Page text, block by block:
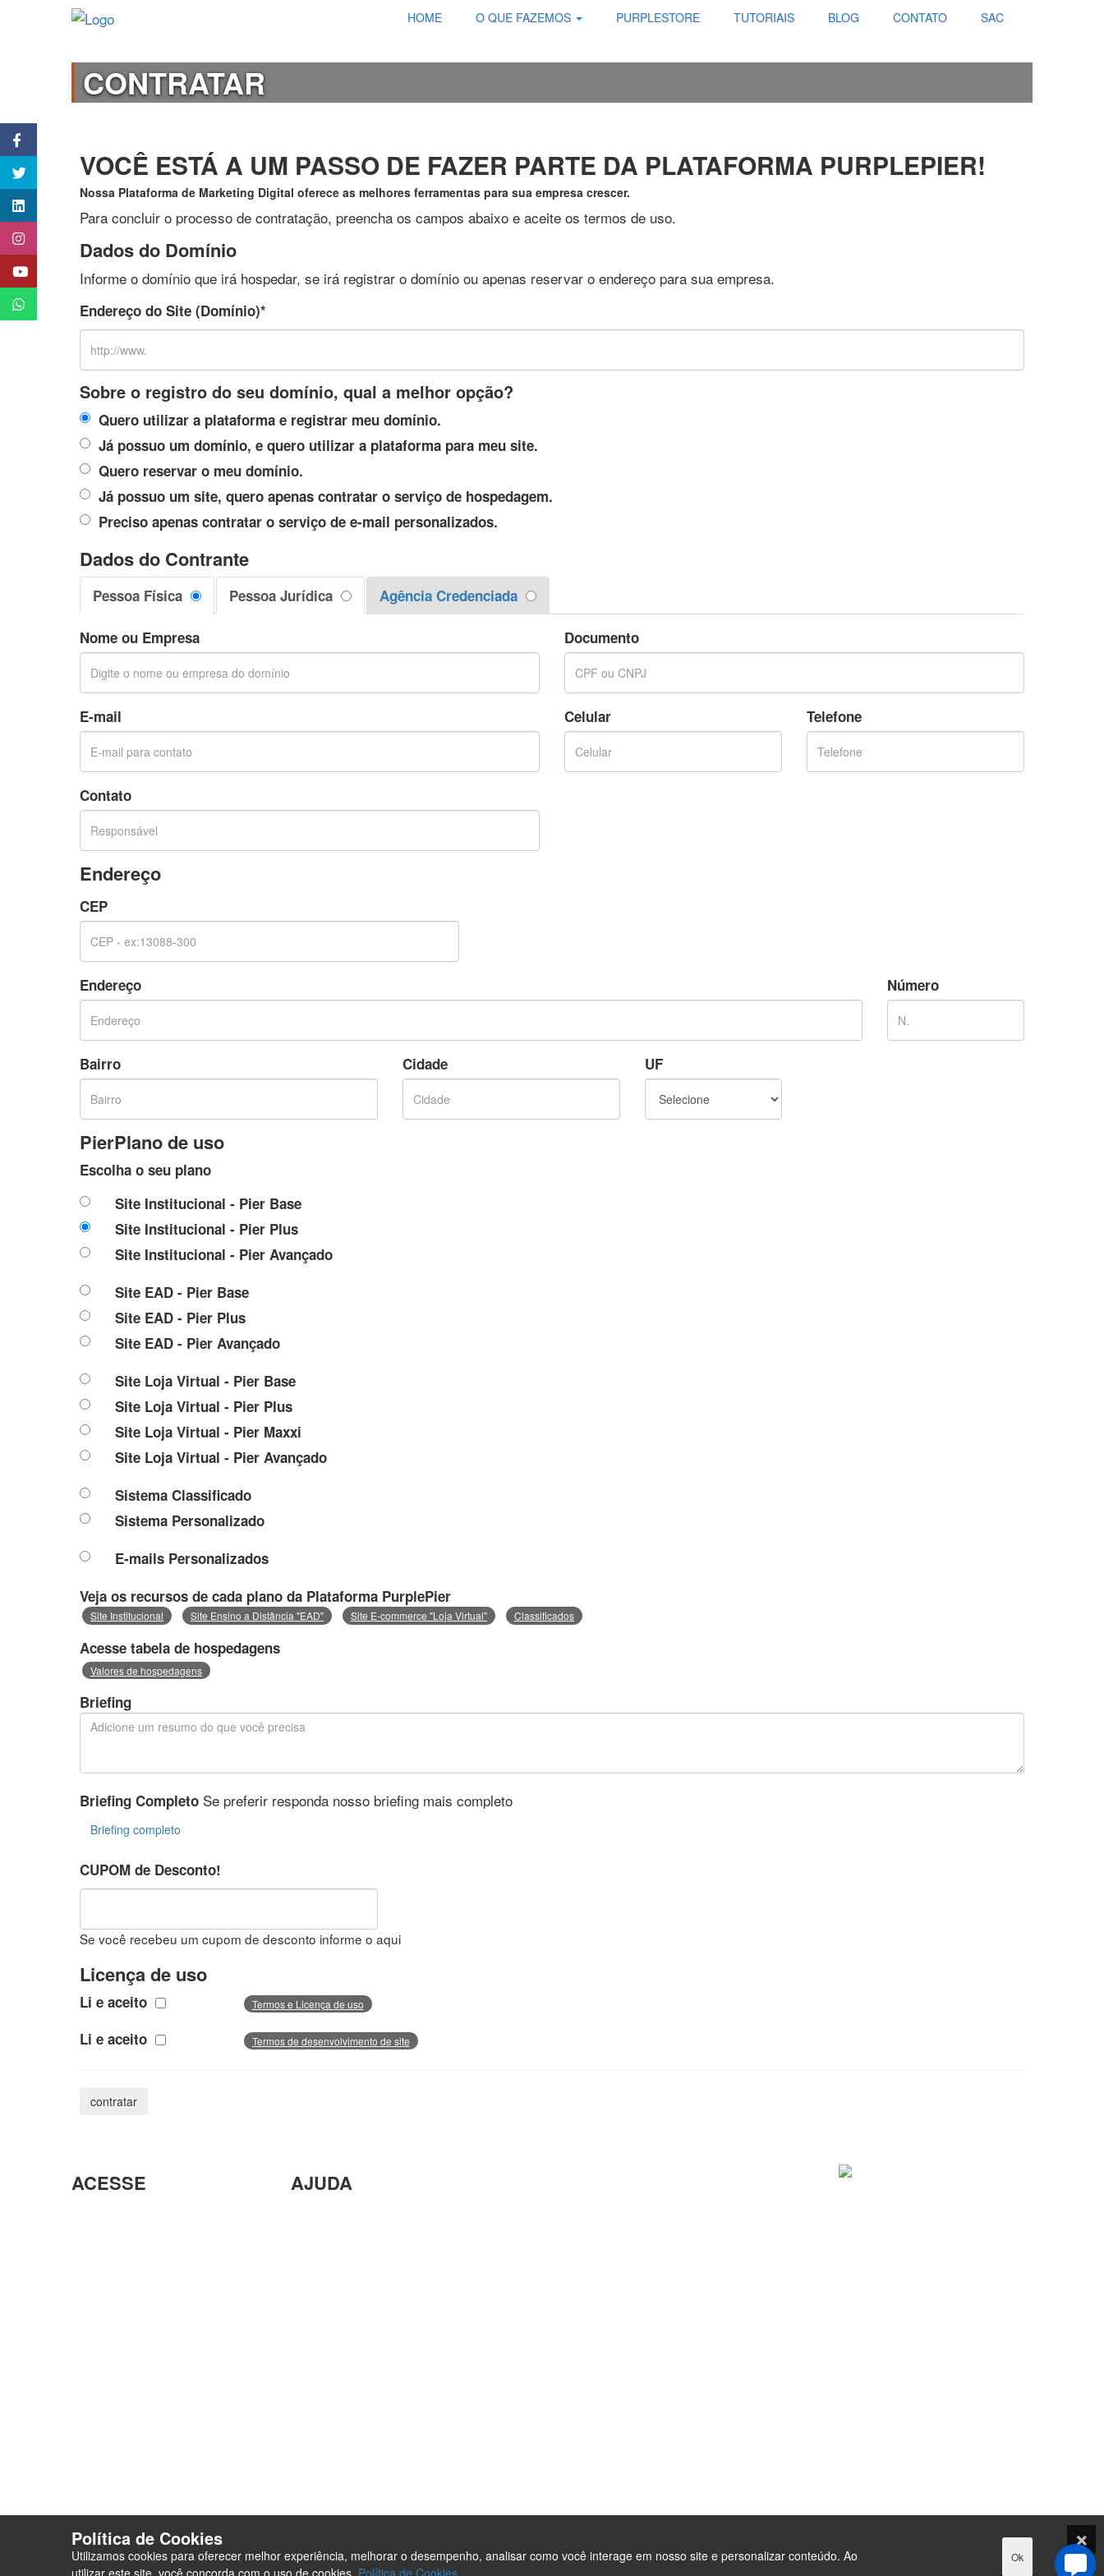
HOME O QUE FAZEMOS PURPLESTORE TUTORIAIS BLOG CONTATO SAC
CONTRATAR
VOCÊ ESTÁ A UM PASSO DE FAZER PARTE DA PLATAFORMA PURPLEPIER!
Nossa Plataforma de Marketing Digital oferece as melhores ferramentas para sua empresa crescer.
Para concluir o processo de contratação, preencha os campos abaixo e aceite os termos de uso.
Dados do Domínio
Informe o domínio que irá hospedar, se irá registrar o domínio ou apenas reservar o endereço para sua empresa.
Endereço do Site (Domínio)*
Sobre o registro do seu domínio, qual a melhor opção?
Quero utilizar a plataforma e registrar meu domínio.
Já possuo um domínio, e quero utilizar a plataforma para meu site.
Quero reservar o meu domínio.
Já possuo um site, quero apenas contratar o serviço de hospedagem.
Preciso apenas contratar o serviço de e-mail personalizados.
Dados do Contrante
Pessoa Física Pessoa Jurídica Agência Credenciada
Nome ou Empresa Documento
E-mail Celular Telefone
Contato
Endereço
CEP
Endereço Número
Bairro Cidade UF
PierPlano de uso
Escolha o seu plano
Site Institucional - Pier Base
Site Institucional - Pier Plus
Site Institucional - Pier Avançado
Site EAD - Pier Base
Site EAD - Pier Plus
Site EAD - Pier Avançado
Site Loja Virtual - Pier Base
Site Loja Virtual - Pier Plus
Site Loja Virtual - Pier Maxxi
Site Loja Virtual - Pier Avançado
Sistema Classificado
Sistema Personalizado
E-mails Personalizados
Veja os recursos de cada plano da Plataforma PurplePier
Site Institucional Site Ensino a Distância "EAD" Site E-commerce "Loja Virtual" Classificados
Acesse tabela de hospedagens
Valores de hospedagens
Briefing
Briefing Completo Se preferir responda nosso briefing mais completo
Briefing completo
CUPOM de Desconto!
Se você recebeu um cupom de desconto informe o aqui
Licença de uso
Li e aceito Termos e Licença de uso
Li e aceito Termos de desenvolvimento de site
ACESSE AJUDA
Política de Cookies
Utilizamos cookies para oferecer melhor experiência, melhorar o desempenho, analisar como você interage em nosso site e personalizar conteúdo. Ao
Ok